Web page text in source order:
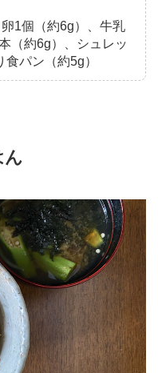
1個（約6g）、牛乳
（約6g）、シュレッ
パン（約5g）
ん